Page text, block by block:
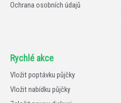
Ochrana osobních údajů
Rychlé akce
Vložit poptávku půjčky
Vložit nabídku půjčky